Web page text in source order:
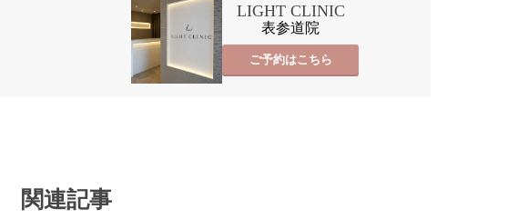
LIGHT CLINIC
表参道院
ご予約はこちら
関連記事